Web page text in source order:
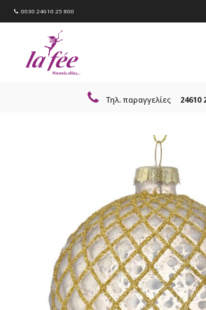
0030 24610 25 800
Τηλ. παραγγελίες 24610